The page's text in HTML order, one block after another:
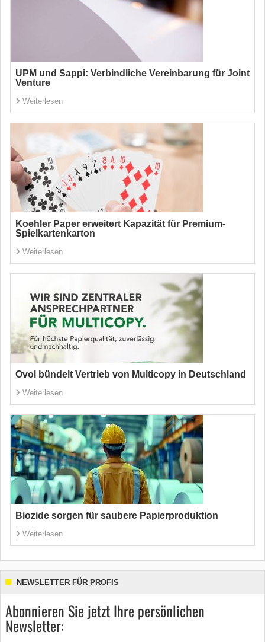
UPM und Sappi: Verbindliche Vereinbarung für Joint
Venture
Weiterlesen
Koehler Paper erweitert Kapazität für Premium-
Spielkartenkarton
Weiterlesen
Ovol bündelt Vertrieb von Multicopy in Deutschland
Weiterlesen
Biozide sorgen für saubere Papierproduktion
Weiterlesen
NEWSLETTER FÜR PROFIS
Abonnieren Sie jetzt Ihre persönlichen
Newsletter: